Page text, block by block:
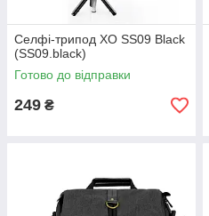
Селфі-трипод ХО SS09 Black
(SS09.black)
Готово до відправки
249 ₴